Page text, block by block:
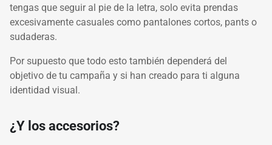
tengas que seguir al pie de la letra, solo evita prendas
excesivamente casuales como pantalones cortos, pants o
sudaderas.
Por supuesto que todo esto también dependerá del
objetivo de tu campaña y si han creado para ti alguna
identidad visual.
¿Y los accesorios?